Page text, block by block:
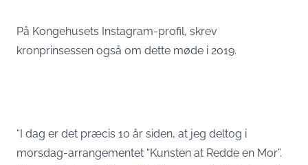
På Kongehusets Instagram-profil, skrev
kronprinsessen også om dette møde i 2019.
“I dag er det præcis 10 år siden, at jeg deltog i
morsdag-arrangementet “Kunsten at Redde en Mor”.